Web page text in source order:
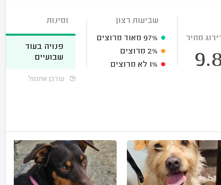
מחיר
שביעות רצון
97% מאוד מרוצים
2% מרוצים
1% לא מרוצים
זמינות
פנויה בעוד
שבועיים
עודכן אתמול